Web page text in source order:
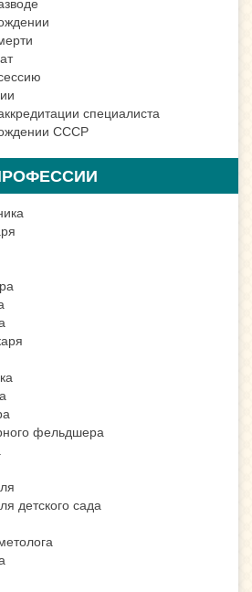
специалиста
СССР
фельдшера
детского сада